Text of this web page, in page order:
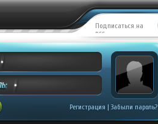
Подписаться на
RSS
Регистрация | Забыли пароль?